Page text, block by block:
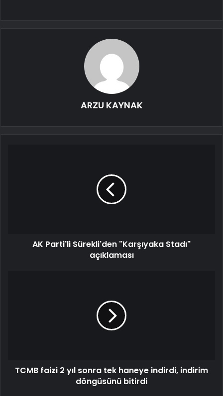
ARZU KAYNAK
AK Parti'li Sürekli'den "Karşıyaka Stadı"
açıklaması
TCMB faizi 2 yıl sonra tek haneye indirdi, indirim
döngüsünü bitirdi